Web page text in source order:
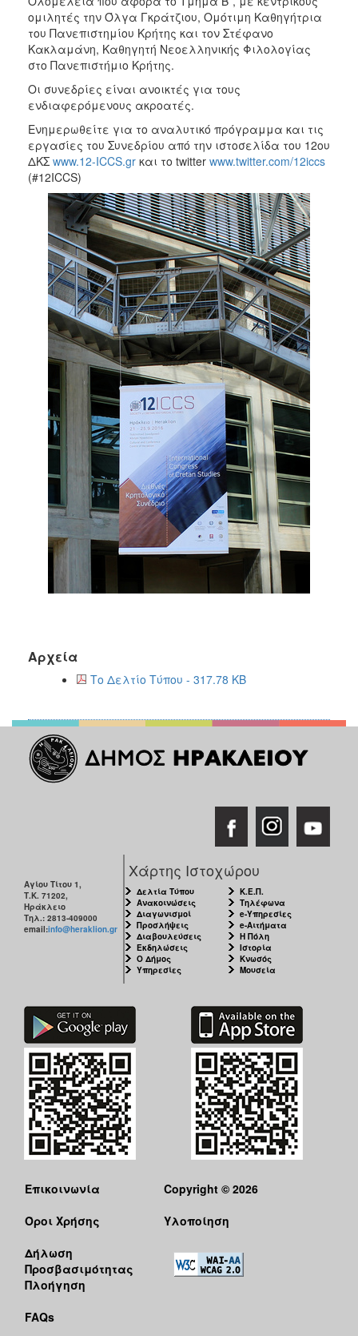
ομιλητές την Όλγα Γκράτζιου, Ομότιμη Καθηγήτρια
του Πανεπιστημίου Κρήτης και τον Στέφανο
Κακλαμάνη, Καθηγητή Νεοελληνικής Φιλολογίας
στο Πανεπιστήμιο Κρήτης.
Οι συνεδρίες είναι ανοικτές για τους
ενδιαφερόμενους ακροατές.
Ενημερωθείτε για το αναλυτικό πρόγραμμα και τις
εργασίες του Συνεδρίου από την ιστοσελίδα του 12ου
ΔΚΣ www.12-ICCS.gr και το twitter www.twitter.com/12iccs
(#12ICCS)
Αρχεία
Το Δελτίο Τύπου - 317.78 KB
Αγίου Τίτου 1,
Τ.Κ. 71202,
Ηράκλειο
Τηλ.: 2813-409000
email:info@heraklion.gr
Χάρτης Ιστοχώρου
Δελτία Τύπου
Ανακοινώσεις
Διαγωνισμοί
Προσλήψεις
Διαβουλεύσεις
Εκδηλώσεις
Ο Δήμος
Υπηρεσίες
Κ.Ε.Π.
Τηλέφωνα
e-Υπηρεσίες
e-Αιτήματα
Η Πόλη
Ιστορία
Κνωσός
Μουσεία
Επικοινωνία
Όροι Χρήσης
Δήλωση
Προσβασιμότητας
Πλοήγηση
FAQs
Copyright © 2026
Υλοποίηση